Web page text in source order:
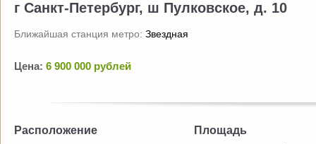
г Санкт-Петербург, ш Пулковское, д. 10
Ближайшая станция метро: Звездная
Цена: 6 900 000 рублей
Расположение Площадь